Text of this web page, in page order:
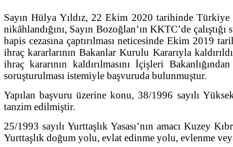
Sayın Hülya Yıldız, 22 Ekim 2020 tarihinde
nikâhlandığını, Sayın Bozoğlan’ın KKTC’de
hapis cezasına çaptırılması neticesinde Ekim 2019
ihraç kararlarının Bakanlar Kurulu Kararıyla
ihraç kararının kaldırılmasını İçişleri
soruşturulması istemiyle başvuruda bulunmuştur.
Yapılan başvuru üzerine konu, 38/1996 sayılı
tanzim edilmiştir.
25/1993 sayılı Yurttaşlık Yasası’nın amacı Kuzey
Yurttaşlık doğum yolu, evlat edinme yolu, evlenme